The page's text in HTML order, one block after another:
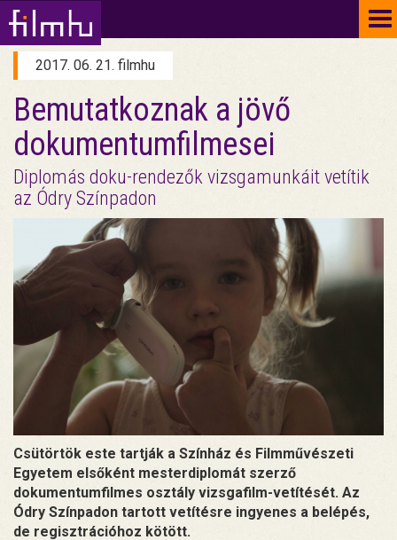
2017. 06. 21. filmhu
Bemutatkoznak a jövő
dokumentumfilmesei
Diplomás doku-rendezők vizsgamunkáit vetítik
az Ódry Színpadon
Csütörtök este tartják a Színház és Filmművészeti
Egyetem elsőként mesterdiplomát szerző
dokumentumfilmes osztály vizsgafilm-vetítését. Az
Ódry Színpadon tartott vetítésre ingyenes a belépés,
de regisztrációhoz kötött.